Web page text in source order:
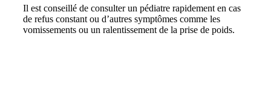
Il est conseillé de consulter un pédiatre rapidement en cas
de refus constant ou d’autres symptômes comme les
vomissements ou un ralentissement de la prise de poids.